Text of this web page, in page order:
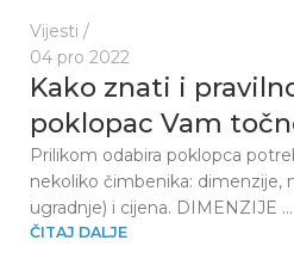
Vijesti
04 pro 2022
Kako znati i
poklopac Vam
Prilikom odabira poklopca
nekoliko čimbenika: dimenzije,
ugradnje) i cijena. DIMENZIJE ...
ČITAJ DALJE